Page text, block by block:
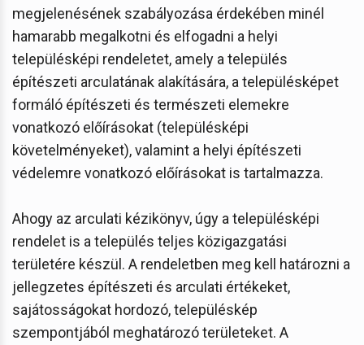
megjelenésének szabályozása érdekében minél
hamarabb megalkotni és elfogadni a helyi
településképi rendeletet, amely a település
építészeti arculatának alakítására, a településképet
formáló építészeti és természeti elemekre
vonatkozó előírásokat (településképi
követelményeket), valamint a helyi építészeti
védelemre vonatkozó előírásokat is tartalmazza.
Ahogy az arculati kézikönyv, úgy a településképi
rendelet is a település teljes közigazgatási
területére készül. A rendeletben meg kell határozni a
jellegzetes építészeti és arculati értékeket,
sajátosságokat hordozó, településkép
szempontjából meghatározó területeket. A